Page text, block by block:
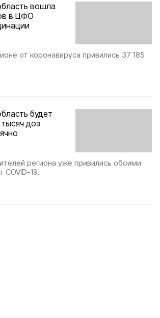
вошла
в ЦФО
от коронавируса привились 37 185
будет
доз
региона уже привились обоими
COVID-19.